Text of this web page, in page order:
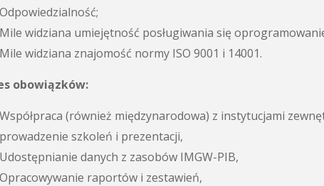
Odpowiedzialność;
Mile widziana umiejętność posługiwania się
Mile widziana znajomość normy ISO 9001 i 14001.
obowiązków:
Współpraca (również międzynarodowa) z instytucjami
prowadzenie szkoleń i prezentacji,
Udostępnianie danych z zasobów IMGW-PIB,
Opracowywanie raportów i zestawień,